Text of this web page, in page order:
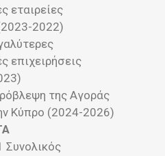
εταιρείες
2022)
επιχειρήσεις
της Αγοράς
Κύπρο (2024-2026)
Συνολικός